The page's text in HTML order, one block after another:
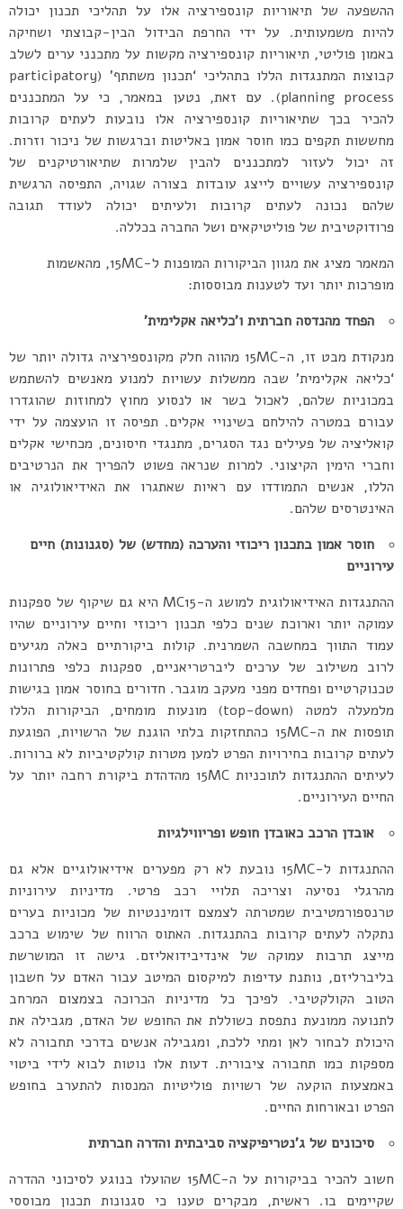
ההשפעה של תיאוריות קונספירציה אלו על תהליכי תכנון יכולה
להיות משמעותית. על ידי החרפת הבידול הבין-קבוצתי ושחיקה
באמון פוליטי, תיאוריות קונספירציה מקשות על מתכנני ערים לשלב
קבוצות המתנגדות הללו בתהליכי ‘תכנון משתתף’ (participatory
planning process). עם זאת, נטען במאמר, כי על המתכננים
להכיר בכך שתיאוריות קונספירציה אלו נובעות לעתים קרובות
מחששות תקפים כמו חוסר אמון באליטות וברגשות של ניכור וזרות.
זה יכול לעזור למתכננים להבין שלמרות שתיאורטיקנים של
קונספירציה עשויים לייצג עובדות בצורה שגויה, התפיסה הרגשית
שלהם נכונה לעתים קרובות ולעיתים יכולה לעודד תגובה
פרודוקטיבית של פוליטיקאים ושל החברה בכללה.
המאמר מציג את מגוון הביקורות המופנות ל-15MC, מהאשמות
מופרכות יותר ועד לטענות מבוססות:
הפחד מהנדסה חברתית ו’כליאה אקלימית’
מנקודת מבט זו, ה-15MC מהווה חלק מקונספירציה גדולה יותר של
‘כליאה אקלימית’ שבה ממשלות עשויות למנוע מאנשים להשתמש
במכוניות שלהם, לאכול בשר או לנסוע מחוץ למחוזות שהוגדרו
עבורם במטרה להילחם בשינויי אקלים. תפיסה זו הועצמה על ידי
קואליציה של פעילים נגד הסגרים, מתנגדי חיסונים, מכחישי אקלים
וחברי הימין הקיצוני. למרות שנראה פשוט להפריך את הנרטיבים
הללו, אנשים התמודדו עם ראיות שאתגרו את האידיאולוגיה או
האינטרסים שלהם.
חוסר אמון בתכנון ריכוזי והערכה (מחדש) של (סגנונות) חיים
עירוניים
ההתנגדות האידיאולוגית למושג ה-MC15 היא גם שיקוף של ספקנות
עמוקה יותר וארוכת שנים כלפי תכנון ריכוזי וחיים עירוניים שהיו
עמוד התווך במחשבה השמרנית. קולות ביקורתיים כאלה מגיעים
לרוב משילוב של ערכים ליברטריאניים, ספקנות כלפי פתרונות
טכנוקרטיים ופחדים מפני מעקב מוגבר. חדורים בחוסר אמון בגישות
מלמעלה למטה (top-down) מונעות מומחים, הביקורות הללו
תופסות את ה-15MC כהתחזקות בלתי הוגנת של הרשויות, הפוגעת
לעתים קרובות בחירויות הפרט למען מטרות קולקטיביות לא ברורות.
לעיתים ההתנגדות לתוכניות 15MC מהדהדת ביקורת רחבה יותר על
החיים העירוניים.
אובדן הרכב כאובדן חופש ופריווילגיות
ההתנגדות ל-15MC נובעת לא רק מפערים אידיאולוגיים אלא גם
מהרגלי נסיעה וצריכה תלויי רכב פרטי. מדיניות עירוניות
טרנספורמטיבית שמטרתה לצמצם דומיננטיות של מכוניות בערים
נתקלה לעתים קרובות בהתנגדות. האתוס הרווח של שימוש ברכב
מייצג תרבות עמוקה של אינדיבידואליזם. גישה זו המושרשת
בליברליזם, נותנת עדיפות למיקסום המיטב עבור האדם על חשבון
הטוב הקולקטיבי. לפיכך כל מדיניות הכרוכה בצמצום המרחב
לתנועה ממונעת נתפסת כשוללת את החופש של האדם, מגבילה את
היכולת לבחור לאן ומתי ללכת, ומגבילה אנשים בדרכי תחבורה לא
מספקות כמו תחבורה ציבורית. דעות אלו נוטות לבוא לידי ביטוי
באמצעות הוקעה של רשויות פוליטיות המנסות להתערב בחופש
הפרט ובאורחות החיים.
סיכונים של ג’נטריפיקציה סביבתית והדרה חברתית
חשוב להכיר בביקורות על ה-15MC שהועלו בנוגע לסיכוני ההדרה
שקיימים בו. ראשית, מבקרים טענו כי סגנונות תכנון מבוססי